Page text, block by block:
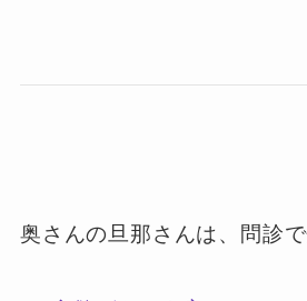
奥さんの旦那さんは、問診